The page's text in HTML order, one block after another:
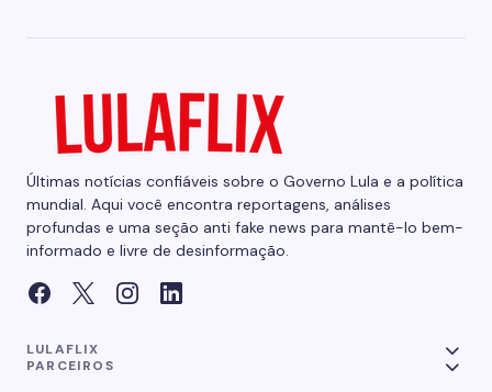
Últimas notícias confiáveis sobre o Governo Lula e a política
mundial. Aqui você encontra reportagens, análises
profundas e uma seção anti fake news para mantê-lo bem-
informado e livre de desinformação.
LULAFLIX
PARCEIROS